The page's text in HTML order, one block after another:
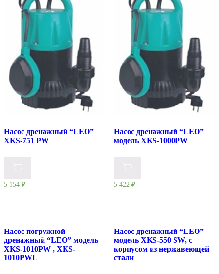
Насос дренажный “LEO”
XKS-751 РW
5 154 ₽
Насос дренажный “LEO”
модель XKS-1000РW
5 422 ₽
Насос погружной
дренажный “LEO” модель
XKS-1010РW , XKS-
1010PWL
Насос дренажный “LEO”
модель XKS-550 SW, с
корпусом из нержавеющей
стали